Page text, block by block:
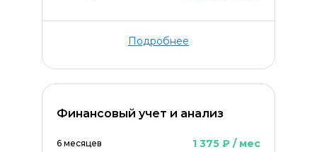
Подробнее
Финансовый учет и анализ
6 месяцев 1 375 ₽ / мес